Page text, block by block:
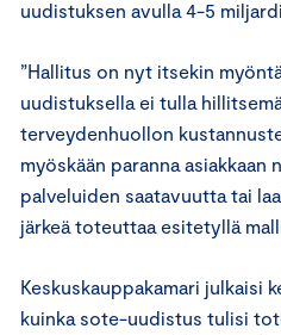
uudistuksen avulla 4-5
”Hallitus on nyt itsekin
uudistuksella ei tulla
terveydenhuollon
myöskään paranna asiakkaan
palveluiden saatavuutta tai
järkeä toteuttaa esitetyllä
Keskuskauppakamari julkaisi
kuinka sote-uudistus tulisi